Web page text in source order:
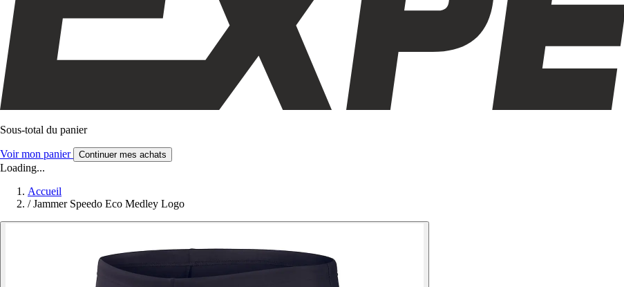
Sous-total du panier
Voir mon panier Continuer mes achats
Loading...
Accueil
/ Jammer Speedo Eco Medley Logo